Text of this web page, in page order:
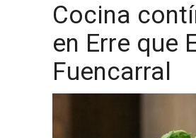
Cocina
en Erre que
Fuencarral